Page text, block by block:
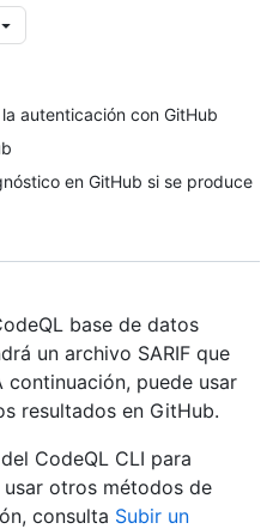
autenticación con GitHub
en GitHub si se produce
base de datos
un archivo SARIF que
puede usar
resultados en GitHub.
CodeQL CLI para
otros métodos de
consulta Subir un